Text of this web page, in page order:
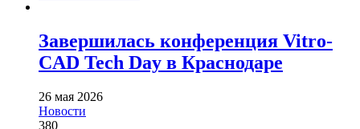
Завершилась конференция Vitro-
CAD Tech Day в Краснодаре
26 мая 2026
Новости
380